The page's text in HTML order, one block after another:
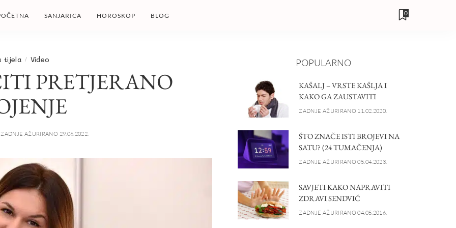
SANJARICA HOROSKOP BLOG 0
tijela Video
PRETJERANO
ZADNJE AŽURIRANO 29.06.2022.
POPULARNO
KAŠALJ – VRSTE KAŠLJA I
KAKO GA ZAUSTAVITI
ZADNJE AŽURIRANO 11.02.2020.
ŠTO ZNAČE ISTI BROJEVI NA
SATU? (24 TUMAČENJA)
ZADNJE AŽURIRANO 05.04.2023.
SAVJETI KAKO NAPRAVITI
ZDRAVI SENDVIČ
ZADNJE AŽURIRANO 04.05.2016.